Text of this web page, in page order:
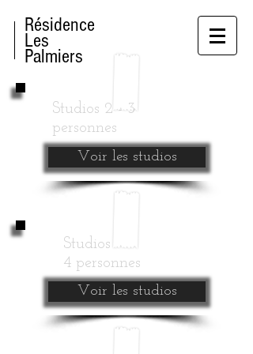
Résidence
Les
Palmiers
Studios 2 - 3
personnes
Voir les studios
Studios
4 personnes
Voir les studios